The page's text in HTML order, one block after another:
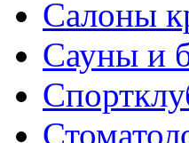
Салоны
Сауны и